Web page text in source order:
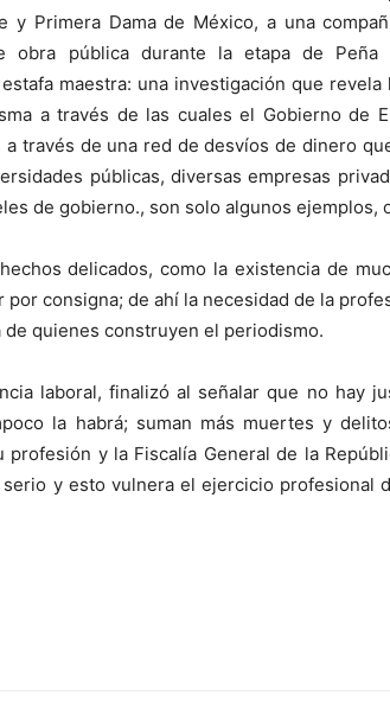
y Primera Dama de México, a una
obra pública durante la etapa de Peña
maestra: una investigación que revela
a través de las cuales el Gobierno de
través de una red de desvíos de dinero
públicas, diversas empresas
de gobierno., son solo algunos ejemplos,
delicados, como la existencia de
consigna; de ahí la necesidad de la
quienes construyen el periodismo.
laboral, finalizó al señalar que no hay
la habrá; suman más muertes y
y la Fiscalía General de la
y esto vulnera el ejercicio profesional